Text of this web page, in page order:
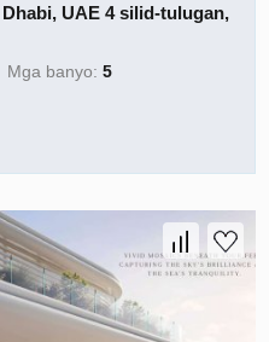
UAE 4 silid-tulugan,
Mga banyo:5